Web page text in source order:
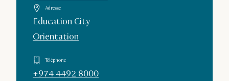
Adresse
Education City
Orientation
Téléphone
+974 4492 8000